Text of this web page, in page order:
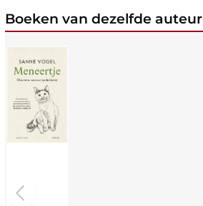
Boeken van dezelfde auteur